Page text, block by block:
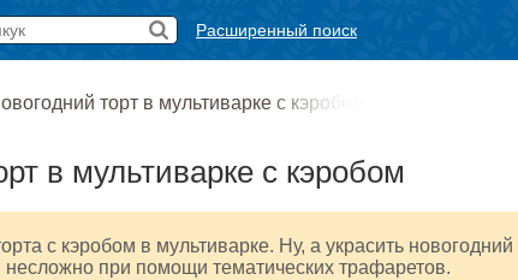
Расширенный поиск
торт в мультиварке с кэробом
в мультиварке с кэробом
с кэробом в мультиварке. Ну, а украсить новогодний
несложно при помощи тематических трафаретов.